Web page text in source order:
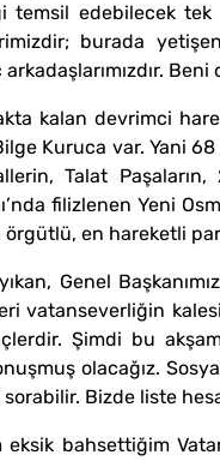
temsil edebilecek
burada
kalan devrimci
Kuruca var. Yani
Talat
filizlenen Yeni
en hareketli
Genel
vatanseverliğin
Şimdi bu
olacağız.
Bizde liste
eksik bahsettiğim